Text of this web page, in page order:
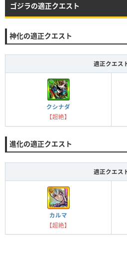
ゴジラの適正クエスト
神化の適正クエスト
適正クエス
クシナダ
【超絶】
進化の適正クエスト
適正クエス
カルマ
【超絶】